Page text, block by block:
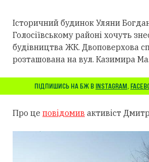
Історичний будинок Уляни
Голосіївському районі хочуть
будівництва ЖК. Двоповерхова
розташована на вул. Казимира
ПІДПИШИСЬ НА БЖ В INSTAGRAM,
Про це повідомив активіст